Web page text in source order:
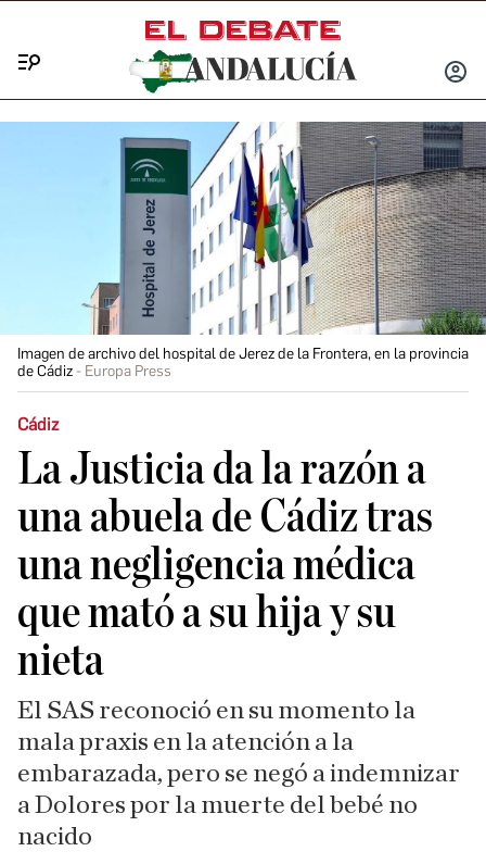
INICIAR
Imagen de archivo del hospital de Jerez de la Frontera, en la provincia
de Cádiz
Europa Press
Cádiz
La Justicia da la razón a
una abuela de Cádiz tras
una negligencia médica
que mató a su hija y su
nieta
El SAS reconoció en su momento la
mala praxis en la atención a la
embarazada, pero se negó a indemnizar
a Dolores por la muerte del bebé no
nacido